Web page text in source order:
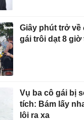
Giây phút trở về
gái trôi dạt 8 giờ
Vụ ba cô gái bị
tích: Bám lấy
lôi ra xa